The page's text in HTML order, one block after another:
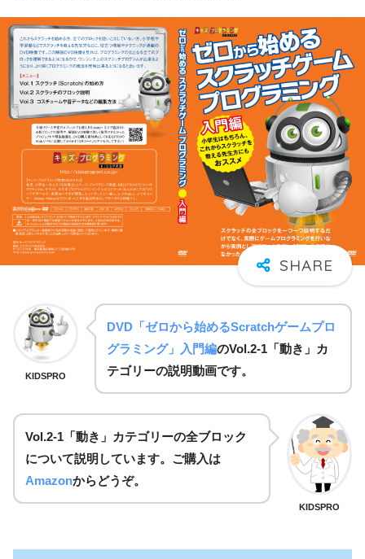
KIDSPRO
DVD「ゼロから始めるScratchゲームプロ
グラミング」入門編のVol.2-1「動き」カ
テゴリーの説明動画です。
Vol.2-1「動き」カテゴリーの全ブロック
について説明しています。ご購入は
Amazonからどうぞ。
KIDSPRO